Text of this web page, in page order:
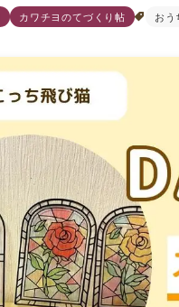
カワチヨのてづくり帖 おう